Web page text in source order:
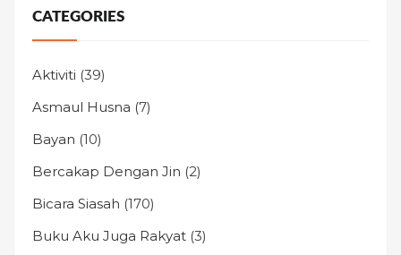
CATEGORIES
Aktiviti (39)
Asmaul Husna (7)
Bayan (10)
Bercakap Dengan Jin (2)
Bicara Siasah (170)
Buku Aku Juga Rakyat (3)